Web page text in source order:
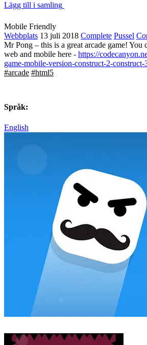
Lägg till i samling
Mobile Friendly
Webbplats 13 juli 2018 Complete Pussel
Mr Pong – this is a great arcade game! You
web and mobile here - https://
game-mobile-version-construct-2-
#arcade #html5
Språk:
English